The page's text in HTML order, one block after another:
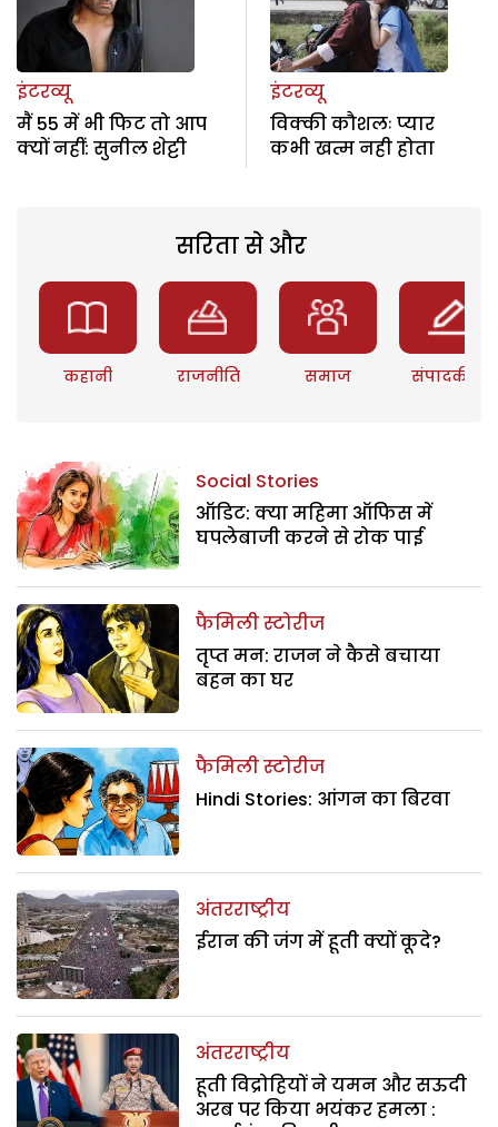
इंटरव्यू
मैं 55 में भी फिट तो आप
क्यों नहीं: सुनील शेट्टी
इंटरव्यू
विक्की कौशलः प्यार
कभी खत्म नही होता
सरिता से और
कहानी राजनीति समाज संपादकीय
Social Stories
ऑडिट: क्या महिमा ऑफिस में
घपलेबाजी करने से रोक पाई
फैमिली स्टोरीज
तृप्त मन: राजन ने कैसे बचाया
बहन का घर
फैमिली स्टोरीज
Hindi Stories: आंगन का बिरवा
अंतरराष्ट्रीय
ईरान की जंग में हूती क्यों कूदे?
अंतरराष्ट्रीय
हूती विद्रोहियों ने यमन और सऊदी
अरब पर किया भयंकर हमला :